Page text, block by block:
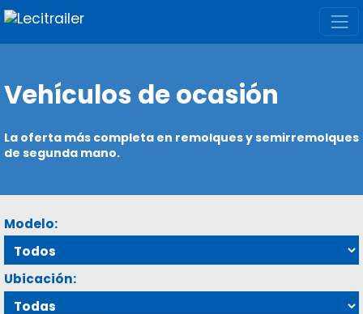
Vehículos de ocasión
La oferta más completa en remolques y semirremolques
de segunda mano.
Modelo:
Ubicación: